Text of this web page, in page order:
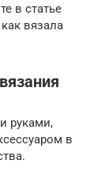
в статье
вязала
руками,
в